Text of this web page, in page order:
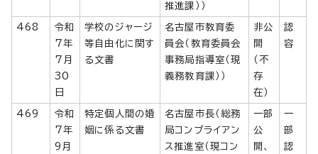
推進課））
468
令和
7年
7月
30
日
学校のジャージ
等自由化に関す
る文書
名古屋市教育委
員会（教育委員会
事務局指導室（現
義務教育課））
非公
開
（不
存
在）
認
容
469
令和
7年
9月
特定個人間の婚
姻に係る文書
名古屋市長（総務
局コンプライアン
ス推進室（現コン
一部
公
開、
一
部
認